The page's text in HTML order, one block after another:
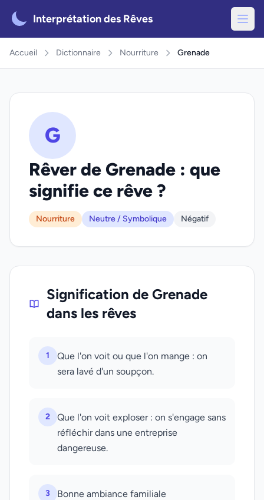
Interprétation des Rêves
Accueil Dictionnaire Nourriture Grenade
G
Rêver de Grenade : que
signifie ce rêve ?
Nourriture Neutre / Symbolique Négatif
Signification de Grenade
dans les rêves
1
Que l'on voit ou que l'on mange : on
sera lavé d'un soupçon.
2
Que l'on voit exploser : on s'engage sans
réfléchir dans une entreprise
dangereuse.
3 Bonne ambiance familiale